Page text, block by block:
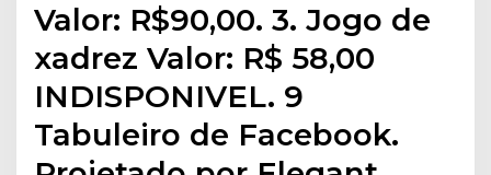
Valor: R$90,00. 3. Jogo de
xadrez Valor: R$ 58,00
INDISPONIVEL. 9
Tabuleiro de Facebook.